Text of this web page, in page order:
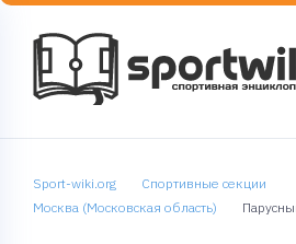
Sport-wiki.org
Спортивные секции
Москва (Московская область)